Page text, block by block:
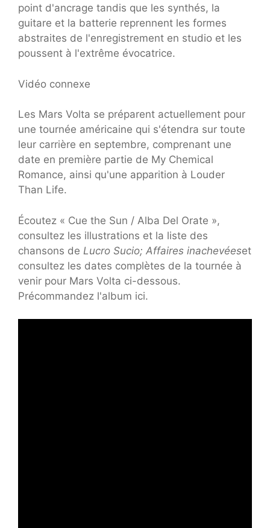
point d'ancrage tandis que les synthés, la
guitare et la batterie reprennent les formes
abstraites de l'enregistrement en studio et les
poussent à l'extrême évocatrice.
Vidéo connexe
Les Mars Volta se préparent actuellement pour
une tournée américaine qui s'étendra sur toute
leur carrière en septembre, comprenant une
date en première partie de My Chemical
Romance, ainsi qu'une apparition à Louder
Than Life.
Écoutez « Cue the Sun / Alba Del Orate »,
consultez les illustrations et la liste des
chansons de Lucro Sucio; Affaires inachevéeset
consultez les dates complètes de la tournée à
venir pour Mars Volta ci-dessous.
Précommandez l'album ici.